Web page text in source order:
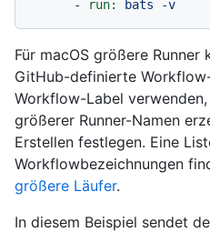
-
run: bats -v
Für macOS größere Runner
GitHub-definierte
Workflow-Label
größerer Runner-Namen
Erstellen festlegen. Eine
Workflowbezeichnungen
größere Läufer.
In diesem Beispiel sendet